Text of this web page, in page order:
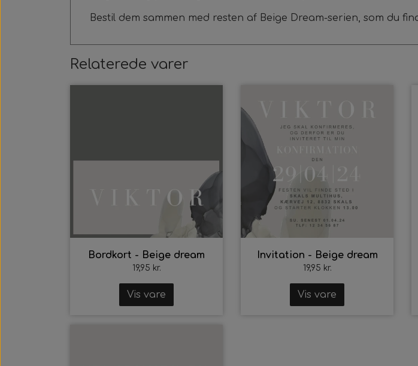
Bestil dem sammen med resten af Beige Dream-serien, som du
Relaterede varer
Bordkort - Beige dream
19,95 kr.
Vis vare
Invitation - Beige dream
19,95 kr.
Vis vare